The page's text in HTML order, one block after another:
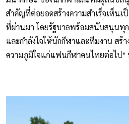
สำคัญที่ต่อยอดสร้างความสำเร็จเห็น
ที่ผ่านมา โดยรัฐบาลพร้อมสนับสนุนทุ
และกำลังใจให้นักกีฬาและทีมงาน สร้
ความภูมิใจแก่แฟนกีฬาคนไทยต่อไป"